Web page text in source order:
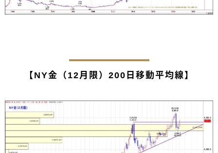
【NY金（12月限）200日移動平均線】